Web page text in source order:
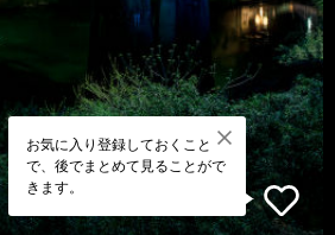
お気に入り登録しておくこと
で、後でまとめて見ることがで
きます。